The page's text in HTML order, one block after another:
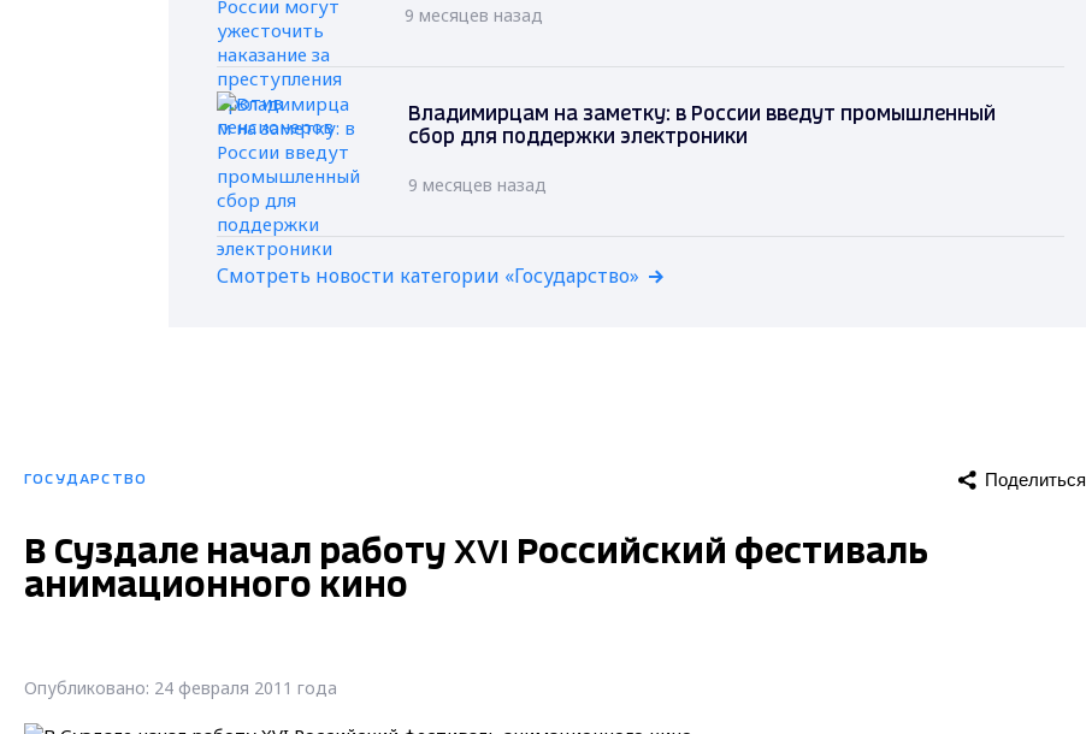
9 месяцев назад
Владимирцам на заметку: в России введут промышленный
сбор для поддержки электроники
9 месяцев назад
Смотреть новости категории «Государство»
ГОСУДАРСТВО Поделиться
В Суздале начал работу XVI Российский фестиваль
анимационного кино
Опубликовано: 24 февраля 2011 года